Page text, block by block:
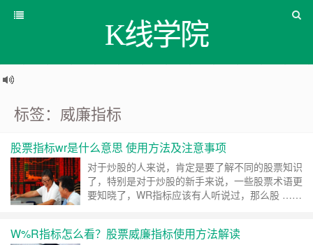
K线学院
标签：威廉指标
股票指标wr是什么意思 使用方法及注意事项
对于炒股的人来说，肯定是要了解不同的股票知识
了，特别是对于炒股的新手来说，一些股票术语更
要知晓了，WR指标应该有人听说过，那么股 ……
W%R指标怎么看？股票威廉指标使用方法解读